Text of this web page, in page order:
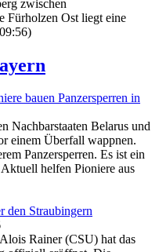
zwischen
Fürholzen Ost liegt eine
bauen Panzersperren in
Nachbarstaaten Belarus und
einem Überfall wappnen.
Panzersperren. Es ist ein
helfen Pioniere aus
den Straubingern
Rainer (CSU) hat das